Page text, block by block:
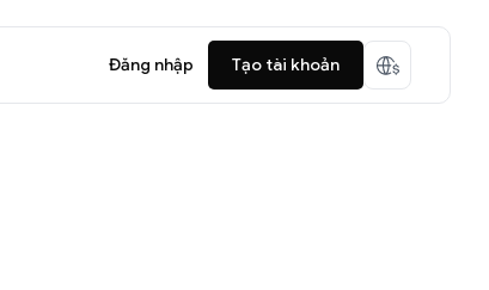
Đăng nhập Tạo tài khoản